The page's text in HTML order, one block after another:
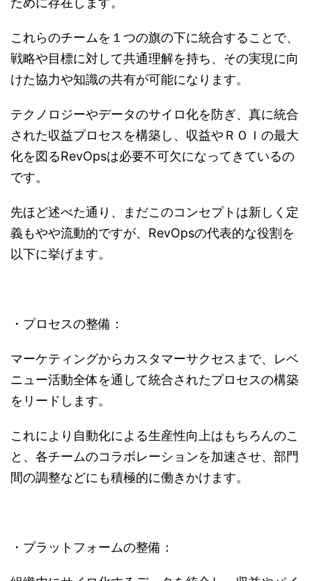
これらのチームを１つの旗の下に統合することで、
戦略や目標に対して共通理解を持ち、その実現に向
けた協力や知識の共有が可能になります。
テクノロジーやデータのサイロ化を防ぎ、真に統合
された収益プロセスを構築し、収益やＲＯＩの最大
化を図るRevOpsは必要不可欠になってきているの
です。
先ほど述べた通り、まだこのコンセプトは新しく定
義もやや流動的ですが、RevOpsの代表的な役割を
以下に挙げます。
・プロセスの整備：
マーケティングからカスタマーサクセスまで、レベ
ニュー活動全体を通して統合されたプロセスの構築
をリードします。
これにより自動化による生産性向上はもちろんのこ
と、各チームのコラボレーションを加速させ、部門
間の調整などにも積極的に働きかけます。
・プラットフォームの整備：